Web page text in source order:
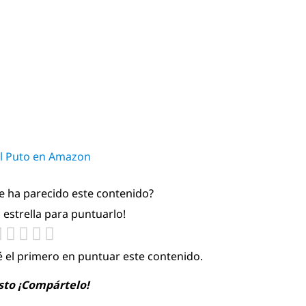
Puto en Amazon
ha parecido este contenido?
estrella para puntuarlo!
el primero en puntuar este contenido.
¡Compártelo!